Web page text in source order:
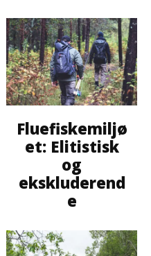
Fluefiskemiljø
et: Elitistisk
og
ekskluderend
e